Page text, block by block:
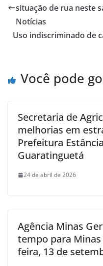
situação de rua neste
Notícias
Uso indiscriminado de
Você pode
Secretaria de
melhorias em
Prefeitura
Guaratinguetá
24 de abril de 2026
Agência Minas
tempo para
feira, 13 de